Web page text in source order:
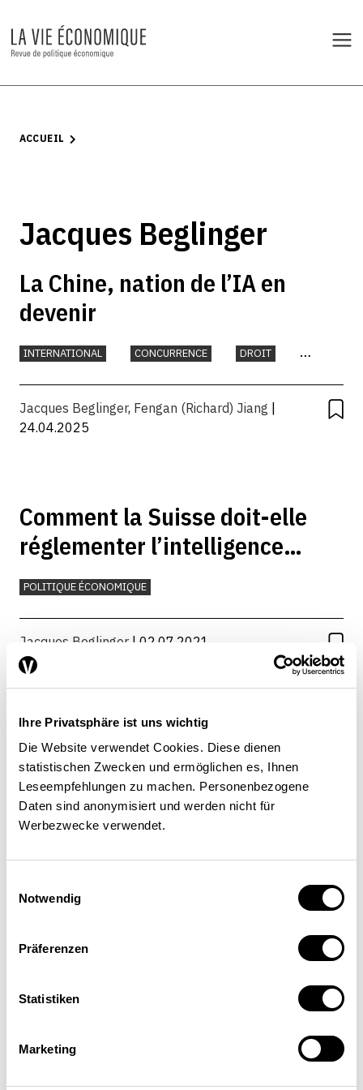
Ihre Privatsphäre ist uns wichtig
Die Website verwendet Cookies. Diese dienen
statistischen Zwecken und ermöglichen es, Ihnen
Leseempfehlungen zu machen. Personenbezogene
Daten sind anonymisiert und werden nicht für
Werbezwecke verwendet.
Notwendig
Präferenzen
Statistiken
Marketing
ACCUEIL
Jacques Beglinger
La Chine, nation de l’IA en
devenir
INTERNATIONAL CONCURRENCE
DROIT
Jacques Beglinger, Fengan (Richard) Jiang
24.04.2025
Comment la Suisse doit-elle
réglementer l’intelligence
artificielle ?
POLITIQUE ÉCONOMIQUE
Jacques Beglinger| 02.07.2021
Un développement approprié
du droit de la concurrence est
une chance pour la place
économique suisse
POLITIQUE ÉCONOMIQUE
Jacques Beglinger| 01.03.2012